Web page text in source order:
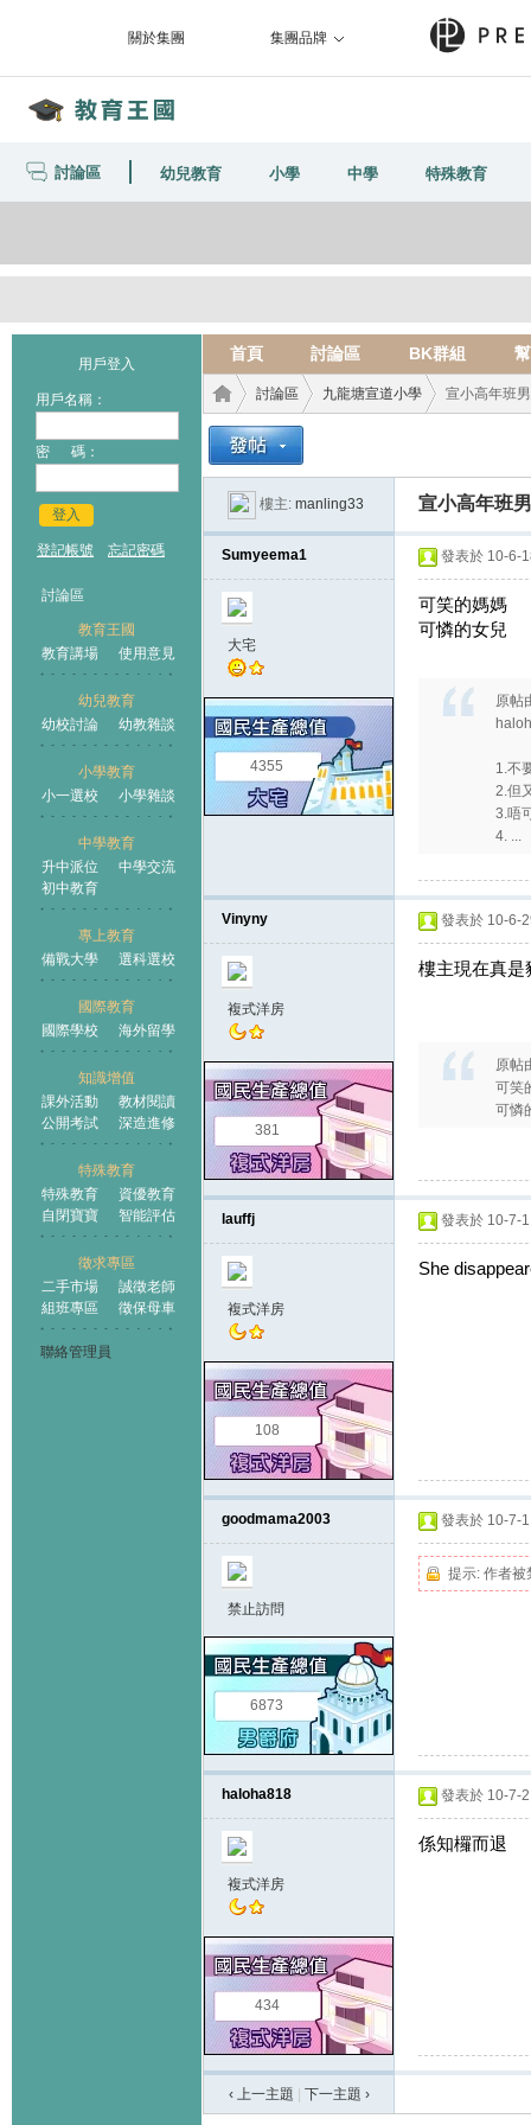
關於集團 集團品牌
討論區 幼兒教育 小學 中學 特殊教育
用戶登入
用戶名稱：
密 碼：
登入
登記帳號 忘記密碼
討論區
教育王國
教育講場
使用意見
幼兒教育
幼校討論
幼教雜談
小學教育
小一選校
小學雜談
中學教育
升中派位
中學交流
初中教育
專上教育
備戰大學
選科選校
國際教育
國際學校
海外留學
知識增值
課外活動
教材閱讀
公開考試
深造進修
特殊教育
特殊教育
資優教育
自閉寶寶
智能評估
徵求專區
二手市場
誠徵老師
組班專區
徵保母車
聯絡管理員
首頁 討論區 BK群組
教育
王國
›
討論區 九龍塘宣道小學
›
宣小高年班
樓主: manling33 宣小高年班
Sumyeema1
大宅
4355
發表於 10-6-
可笑的媽媽
可憐的女兒
原帖
1.不
2.但
3.唔
4. ...
Vinyny
複式洋房
381
發表於 10-6-
樓主現在真是
原帖
可笑
可憐
lauffj
複式洋房
108
發表於 10-7-
She
goodmama2003
禁止訪問
6873
發表於 10-7-
提示: 作者被
haloha818
複式洋房
434
發表於 10-7-
係知欏而退
‹ 上一主題 下一主題 ›